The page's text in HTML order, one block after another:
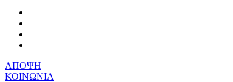
ΑΠΟΨΗ
ΚΟΙΝΩΝΙΑ